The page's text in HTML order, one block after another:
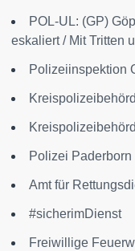
POL-UL: (GP)
eskaliert / Mit Tritten
Polizeiinspektion
Polizei Paderborn
Amt für
#sicherimDienst
Freiwillige